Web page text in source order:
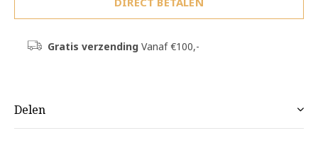
Gratis verzendingVanaf €100,-
Delen